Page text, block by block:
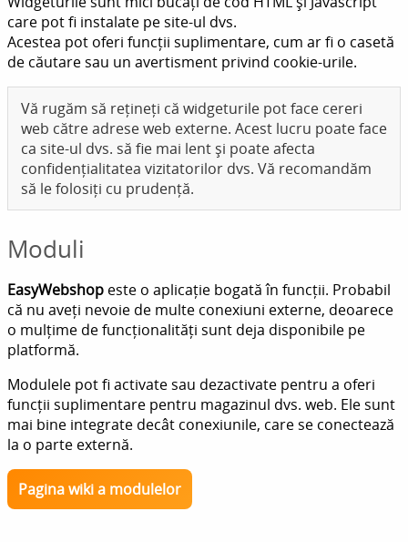
care pot fi instalate pe site-ul dvs.
Acestea pot oferi funcții suplimentare, cum ar fi o casetă
de căutare sau un avertisment privind cookie-urile.
Vă rugăm să rețineți că widgeturile pot face cereri
web către adrese web externe. Acest lucru poate face
ca site-ul dvs. să fie mai lent și poate afecta
confidențialitatea vizitatorilor dvs. Vă recomandăm
să le folosiți cu prudență.
Moduli
EasyWebshop este o aplicație bogată în funcții. Probabil
că nu aveți nevoie de multe conexiuni externe, deoarece
o mulțime de funcționalități sunt deja disponibile pe
platformă.
Modulele pot fi activate sau dezactivate pentru a oferi
funcții suplimentare pentru magazinul dvs. web. Ele sunt
mai bine integrate decât conexiunile, care se conectează
la o parte externă.
Pagina wiki a modulelor